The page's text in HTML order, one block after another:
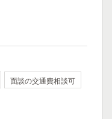
面談の交通費相談可